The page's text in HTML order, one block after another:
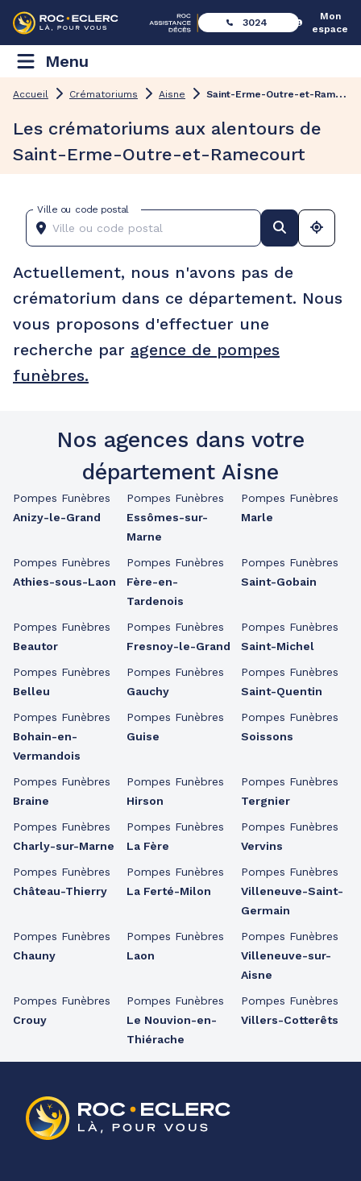
3024
Mon
espace
Menu
Accueil Crématoriums Aisne S
aint-Erme-Outre-et-Ramecourt
Les crématoriums aux alentours de
Saint-Erme-Outre-et-Ramecourt
Ville ou code postal
Actuellement, nous n'avons pas de
crématorium dans ce département. Nous
vous proposons d'effectuer une
recherche par agence de pompes
funèbres.
Nos agences dans votre
département Aisne
Pompes Funèbres
Anizy-le-Grand
Pompes Funèbres
Athies-sous-Laon
Pompes Funèbres
Beautor
Pompes Funèbres
Belleu
Pompes Funèbres
Bohain-en-
Vermandois
Pompes Funèbres
Braine
Pompes Funèbres
Charly-sur-Marne
Pompes Funèbres
Château-Thierry
Pompes Funèbres
Chauny
Pompes Funèbres
Crouy
Pompes Funèbres
Essômes-sur-
Marne
Pompes Funèbres
Fère-en-
Tardenois
Pompes Funèbres
Fresnoy-le-Grand
Pompes Funèbres
Gauchy
Pompes Funèbres
Guise
Pompes Funèbres
Hirson
Pompes Funèbres
La Fère
Pompes Funèbres
La Ferté-Milon
Pompes Funèbres
Laon
Pompes Funèbres
Le Nouvion-en-
Thiérache
Pompes Funèbres
Marle
Pompes Funèbres
Saint-Gobain
Pompes Funèbres
Saint-Michel
Pompes Funèbres
Saint-Quentin
Pompes Funèbres
Soissons
Pompes Funèbres
Tergnier
Pompes Funèbres
Vervins
Pompes Funèbres
Villeneuve-Saint-
Germain
Pompes Funèbres
Villeneuve-sur-
Aisne
Pompes Funèbres
Villers-Cotterêts